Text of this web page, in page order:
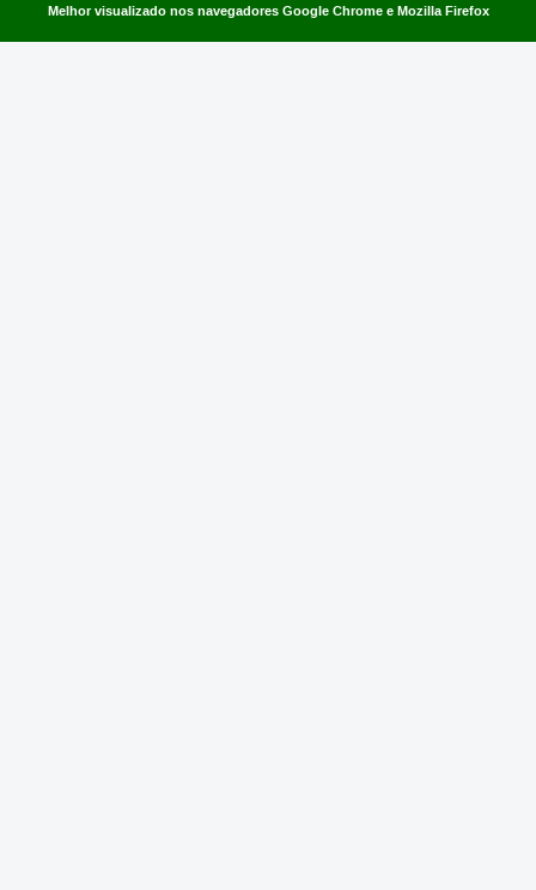
Melhor visualizado nos navegadores Google Chrome e Mozilla Firefox